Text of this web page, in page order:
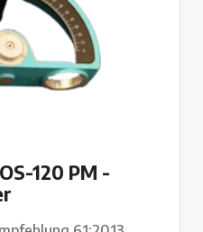
120 PM -